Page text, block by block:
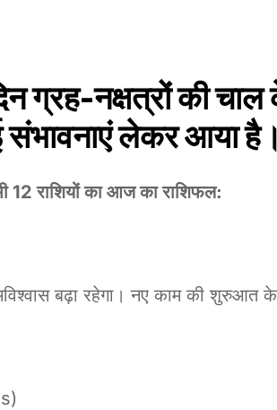
ग्रह-नक्षत्रों की चाल
संभावनाएं लेकर आया है।
12 राशियों का आज का राशिफल:
बढ़ा रहेगा। नए काम की शुरुआत के